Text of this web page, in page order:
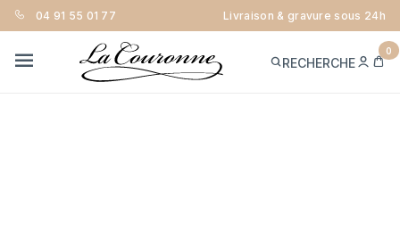
04 91 55 01 77 Livraison & gravure sous 24h
RECHERCHE
ME
0